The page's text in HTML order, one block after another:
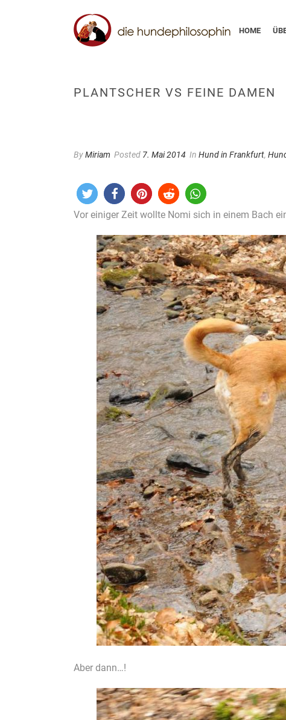
HOME
PLANTSCHER VS FEINE DAMEN
ByMiriam Posted 7. Mai 2014 In Hund in Frankfurt,
Vor einiger Zeit wollte Nomi sich in einem Bach
Aber dann…!